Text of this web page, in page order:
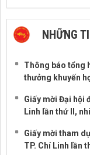
NHỮNG
Thông báo tổng
thưởng khuyến
Giấy mời Đại hội
Linh lần thứ II,
Giấy mời tham
TP. Chí Linh lần